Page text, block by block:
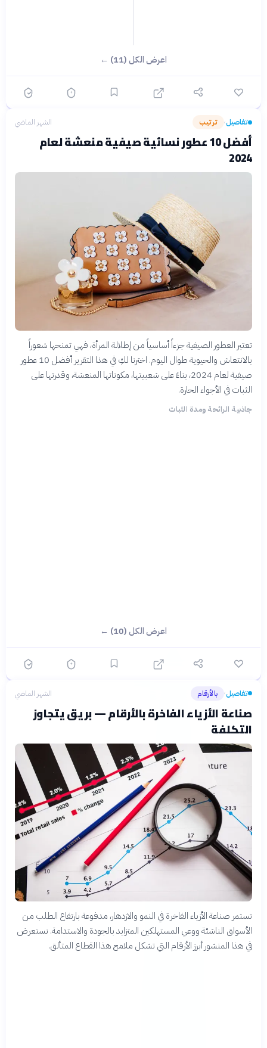
اعرض الكل (11) ←
تفاصيل› ترتيب الشهر الماضي
أفضل 10 عطور نسائية صيفية منعشة لعام
2024
تعتبر العطور الصيفية جزءاً أساسياً من إطلالة المرأة، فهي تمنحها شعوراً
بالانتعاش والحيوية طوال اليوم. اخترنا لكِ في هذا التقرير أفضل 10 عطور
صيفية لعام 2024، بناءً على شعبيتها، مكوناتها المنعشة، وقدرتها على
الثبات في الأجواء الحارة.
جاذبية الرائحة ومدة الثبات
اعرض الكل (10) ←
تفاصيل› بالأرقام الشهر الماضي
صناعة الأزياء الفاخرة بالأرقام — بريق يتجاوز
التكلفة
تستمر صناعة الأزياء الفاخرة في النمو والازدهار، مدفوعة بارتفاع الطلب من
الأسواق الناشئة ووعي المستهلكين المتزايد بالجودة والاستدامة. نستعرض
في هذا المنشور أبرز الأرقام التي تشكل ملامح هذا القطاع المتألق.